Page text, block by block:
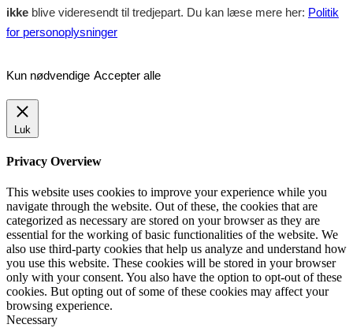
ikke blive videresendt til tredjepart. Du kan læse mere her: Politik
for personoplysninger
Kun nødvendige Accepter alle
Luk
Privacy Overview
This website uses cookies to improve your experience while you
navigate through the website. Out of these, the cookies that are
categorized as necessary are stored on your browser as they are
essential for the working of basic functionalities of the website. We
also use third-party cookies that help us analyze and understand how
you use this website. These cookies will be stored in your browser
only with your consent. You also have the option to opt-out of these
cookies. But opting out of some of these cookies may affect your
browsing experience.
Necessary